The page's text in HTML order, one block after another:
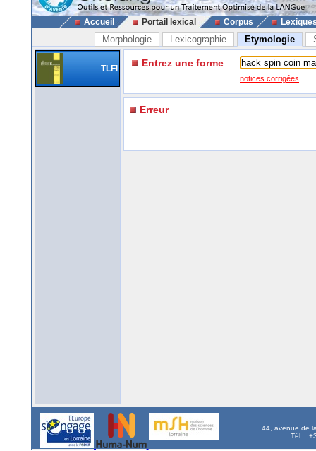
Accueil Portail lexical Corpus
Morphologie Lexicographie Etymologie
TLFi Entrez une forme
notices corrigées
Erreur
44, avenue de
Tél. :